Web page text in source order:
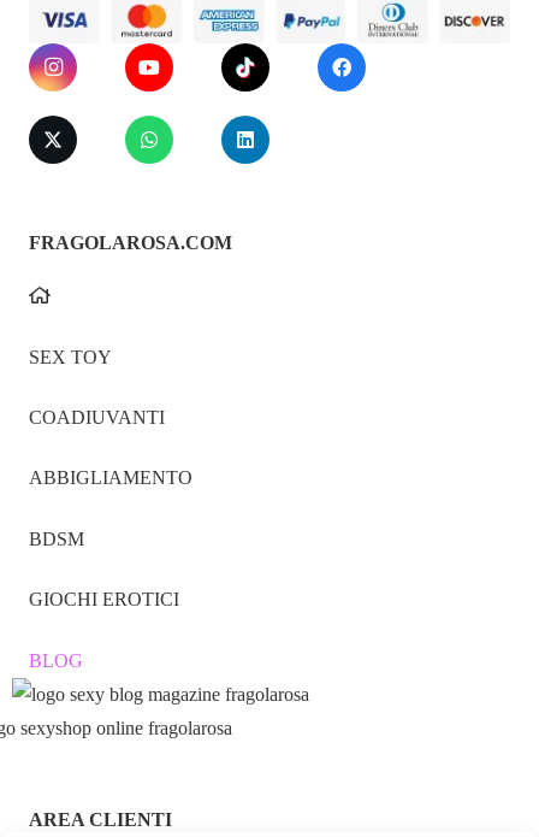
FRAGOLAROSA.COM
SEX TOY
COADIUVANTI
ABBIGLIAMENTO
BDSM
GIOCHI EROTICI
BLOG
AREA CLIENTI